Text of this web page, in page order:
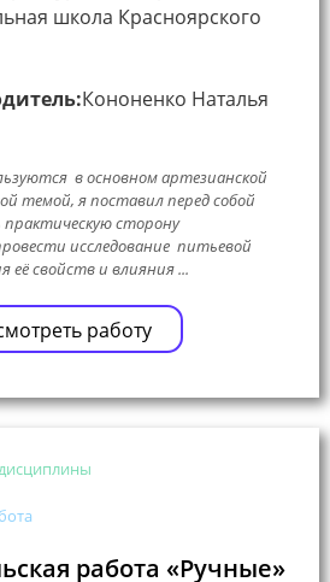
школа Красноярского
Кононенко Наталья
в основном артезианской
темой, я поставил перед собой
практическую сторону
исследование питьевой
её свойств и влияния ...
работу
работа «Ручные»